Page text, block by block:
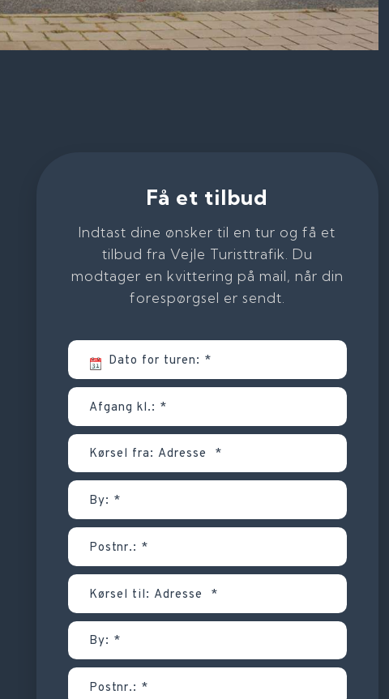
Få et tilbud
Indtast dine ønsker til en tur og få et
tilbud fra Vejle Turisttrafik. Du
modtager en kvittering på mail, når din
forespørgsel er sendt.​